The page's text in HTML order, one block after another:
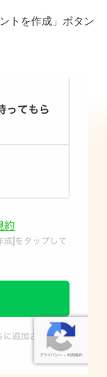
トを作成」ボタン